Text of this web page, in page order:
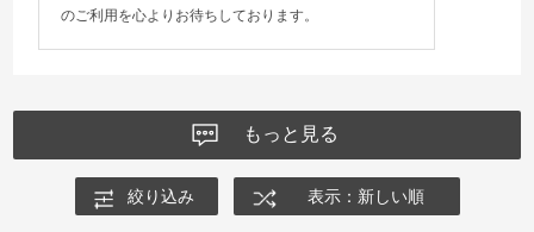
のご利用を心よりお待ちしております。
もっと見る
絞り込み 表示：新しい順